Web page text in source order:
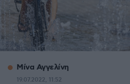
Μίνα Αγγελίνη
19.07.2022, 11:52